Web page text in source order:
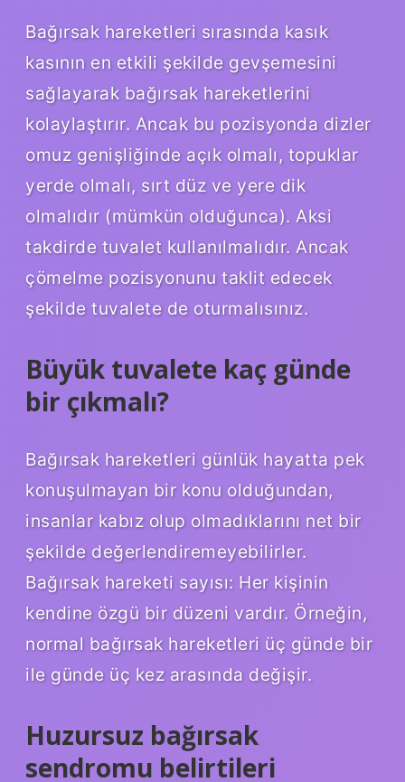
Bağırsak hareketleri sırasında kasık
kasının en etkili şekilde gevşemesini
sağlayarak bağırsak hareketlerini
kolaylaştırır. Ancak bu pozisyonda dizler
omuz genişliğinde açık olmalı, topuklar
yerde olmalı, sırt düz ve yere dik
olmalıdır (mümkün olduğunca). Aksi
takdirde tuvalet kullanılmalıdır. Ancak
çömelme pozisyonunu taklit edecek
şekilde tuvalete de oturmalısınız.
Büyük tuvalete kaç günde
bir çıkmalı?
Bağırsak hareketleri günlük hayatta pek
konuşulmayan bir konu olduğundan,
insanlar kabız olup olmadıklarını net bir
şekilde değerlendiremeyebilirler.
Bağırsak hareketi sayısı: Her kişinin
kendine özgü bir düzeni vardır. Örneğin,
normal bağırsak hareketleri üç günde bir
ile günde üç kez arasında değişir.
Huzursuz bağırsak
sendromu belirtileri